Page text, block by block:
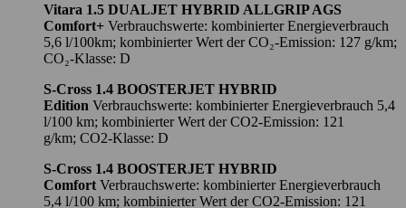
Vitara 1.5 DUALJET HYBRID ALLGRIP AGS
Comfort+ Verbrauchswerte: kombinierter Energieverbrauch
5,6 l/100km; kombinierter Wert der CO₂-Emission: 127 g/km;
CO₂-Klasse: D
S-Cross 1.4 BOOSTERJET HYBRID
Edition Verbrauchswerte: kombinierter Energieverbrauch 5,4
l/100 km; kombinierter Wert der CO2-Emission: 121
g/km; CO2-Klasse: D
S-Cross 1.4 BOOSTERJET HYBRID
Comfort Verbrauchswerte: kombinierter Energieverbrauch
5,4 l/100 km; kombinierter Wert der CO2-Emission: 121